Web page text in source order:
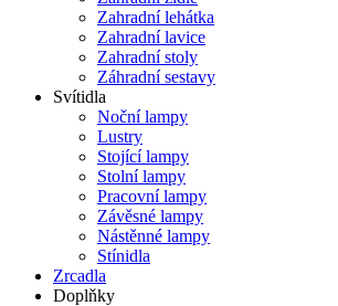
Zahradní lehátka
Zahradní lavice
Zahradní stoly
Záhradní sestavy
Svítidla
Noční lampy
Lustry
Stojící lampy
Stolní lampy
Pracovní lampy
Závěsné lampy
Nástěnné lampy
Stínidla
Zrcadla
Doplňky